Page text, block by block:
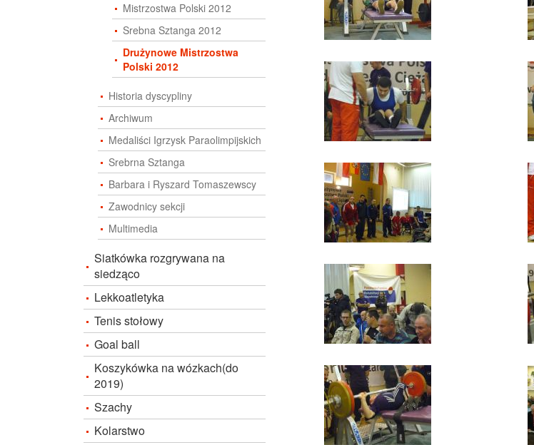
Mistrzostwa Polski 2012
Srebna Sztanga 2012
Drużynowe Mistrzostwa
Polski 2012
Historia dyscypliny
Archiwum
Medaliści Igrzysk Paraolimpijskich
Srebrna Sztanga
Barbara i Ryszard Tomaszewscy
Zawodnicy sekcji
Multimedia
Siatkówka rozgrywana na
siedząco
Lekkoatletyka
Tenis stołowy
Goal ball
Koszykówka na wózkach(do
2019)
Szachy
Kolarstwo